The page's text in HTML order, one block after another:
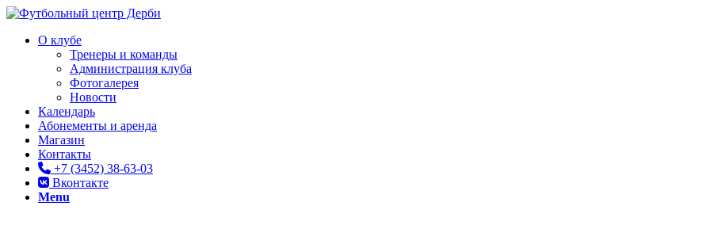
О клубе
Тренеры и команды
Администрация клуба
Фотогалерея
Новости
Календарь
Абонементы и аренда
Магазин
Контакты
+7 (3452) 38-63-03
Вконтакте
Menu